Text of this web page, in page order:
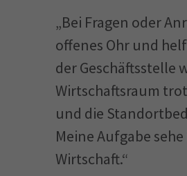
„Bei Fragen oder
offenes Ohr und
der Geschäftsstelle
Wirtschaftsraum
und die
Meine Aufgabe
Wirtschaft.“